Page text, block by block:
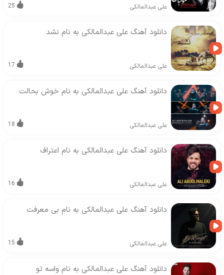
علی عبدالمالکی 25
دانلود آهنگ علی عبدالمالکی به نام نشد
علی عبدالمالکی 17
دانلود آهنگ علی عبدالمالکی به نام خوش بحالت
علی عبدالمالکی 18
دانلود آهنگ علی عبدالمالکی به نام اعتراف
علی عبدالمالکی 16
دانلود آهنگ علی عبدالمالکی به نام بی معرفت
علی عبدالمالکی 15
دانلود آهنگ علی عبدالمالکی به نام واسه تو